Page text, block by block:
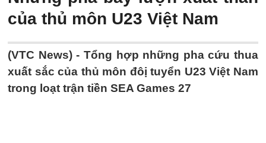
của thủ môn U23 Việt Nam
(VTC News) - Tổng hợp những pha cứu thua
xuất sắc của thủ môn đôị tuyển U23 Việt Nam
trong loạt trận tiền SEA Games 27